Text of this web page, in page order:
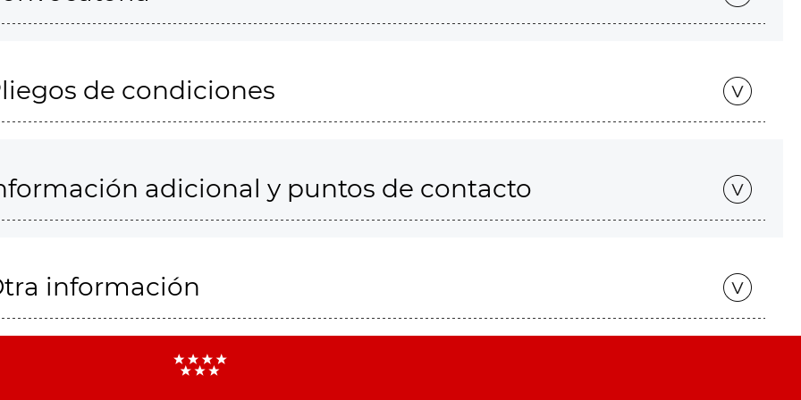
de condiciones
adicional y puntos de contacto
información